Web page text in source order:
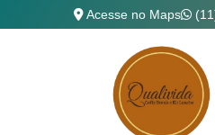
Acesse no Maps